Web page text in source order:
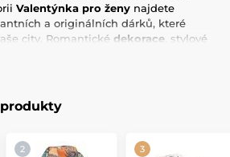
Valentýnka pro ženy najdete
a originálních dárků, které
city. Romantické dekorace , stylové
vybráno tak, aby oslovilo ženy,
a krásu. Překvapte svou
kamarádku něčím výjimečným a
nezapomenutelný zážitek